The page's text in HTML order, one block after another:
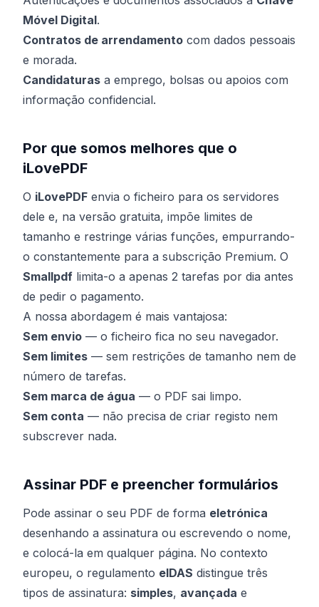
Móvel Digital.
Contratos de arrendamento com dados pessoais
e morada.
Candidaturas a emprego, bolsas ou apoios com
informação confidencial.
Por que somos melhores que o
iLovePDF
O iLovePDF envia o ficheiro para os servidores
dele e, na versão gratuita, impõe limites de
tamanho e restringe várias funções, empurrando-
o constantemente para a subscrição Premium. O
Smallpdf limita-o a apenas 2 tarefas por dia antes
de pedir o pagamento.
A nossa abordagem é mais vantajosa:
Sem envio — o ficheiro fica no seu navegador.
Sem limites — sem restrições de tamanho nem de
número de tarefas.
Sem marca de água — o PDF sai limpo.
Sem conta — não precisa de criar registo nem
subscrever nada.
Assinar PDF e preencher formulários
Pode assinar o seu PDF de forma eletrónica
desenhando a assinatura ou escrevendo o nome,
e colocá-la em qualquer página. No contexto
europeu, o regulamento eIDAS distingue três
tipos de assinatura: simples, avançada e